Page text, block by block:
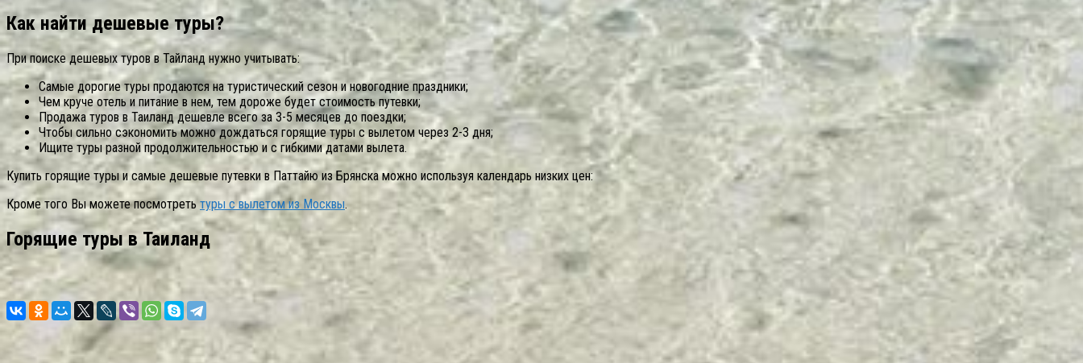
Как найти дешевые туры?
При поиске дешевых туров в Тайланд нужно учитывать:
Самые дорогие туры продаются на туристический сезон и новогодние праздники;
Чем круче отель и питание в нем, тем дороже будет стоимость путевки;
Продажа туров в Таиланд дешевле всего за 3-5 месяцев до поездки;
Чтобы сильно сэкономить можно дождаться горящие туры с вылетом через 2-3 дня;
Ищите туры разной продолжительностью и с гибкими датами вылета.
Купить горящие туры и самые дешевые путевки в Паттайю из Брянска можно используя календарь низких цен:
Кроме того Вы можете посмотретьтуры с вылетом из Москвы.
Горящие туры в Таиланд